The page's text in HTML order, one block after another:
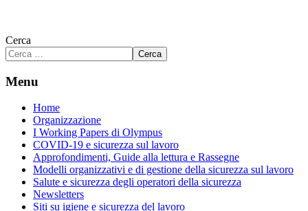
Cerca
Cerca
Menu
Home
Organizzazione
I Working Papers di Olympus
COVID-19 e sicurezza sul lavoro
Approfondimenti, Guide alla lettura e Rassegne
Modelli organizzativi e di gestione della sicurezza sul lavoro
Salute e sicurezza degli operatori della sicurezza
Newsletters
Siti su igiene e sicurezza del lavoro